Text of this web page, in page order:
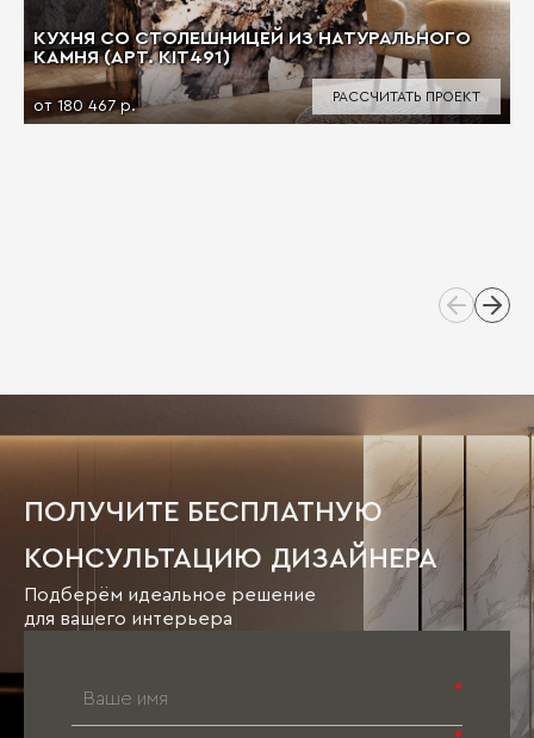
КУХНЯ СО СТОЛЕШНИЦЕЙ ИЗ НАТУРАЛЬНОГО
КАМНЯ (АРТ. KIT491)
от 180 467 р.
РАССЧИТАТЬ ПРОЕКТ
ПОЛУЧИТЕ БЕСПЛАТНУЮ
КОНСУЛЬТАЦИЮ ДИЗАЙНЕРА
Подберём идеальное решение
для вашего интерьера
*